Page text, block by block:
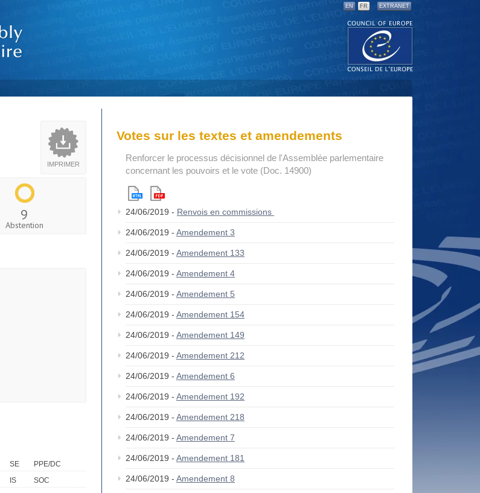
EN FR EXTRANET
IMPRIMER
9
Abstention
SE
PPE/DC
IS
SOC
Votes sur les textes et amendements
Renforcer le processus décisionnel de l'Assemblée parlementaire
concernant les pouvoirs et le vote (Doc. 14900)
24/06/2019 - Renvois en commissions
24/06/2019 - Amendement 3
24/06/2019 - Amendement 133
24/06/2019 - Amendement 4
24/06/2019 - Amendement 5
24/06/2019 - Amendement 154
24/06/2019 - Amendement 149
24/06/2019 - Amendement 212
24/06/2019 - Amendement 6
24/06/2019 - Amendement 192
24/06/2019 - Amendement 218
24/06/2019 - Amendement 7
24/06/2019 - Amendement 181
24/06/2019 - Amendement 8